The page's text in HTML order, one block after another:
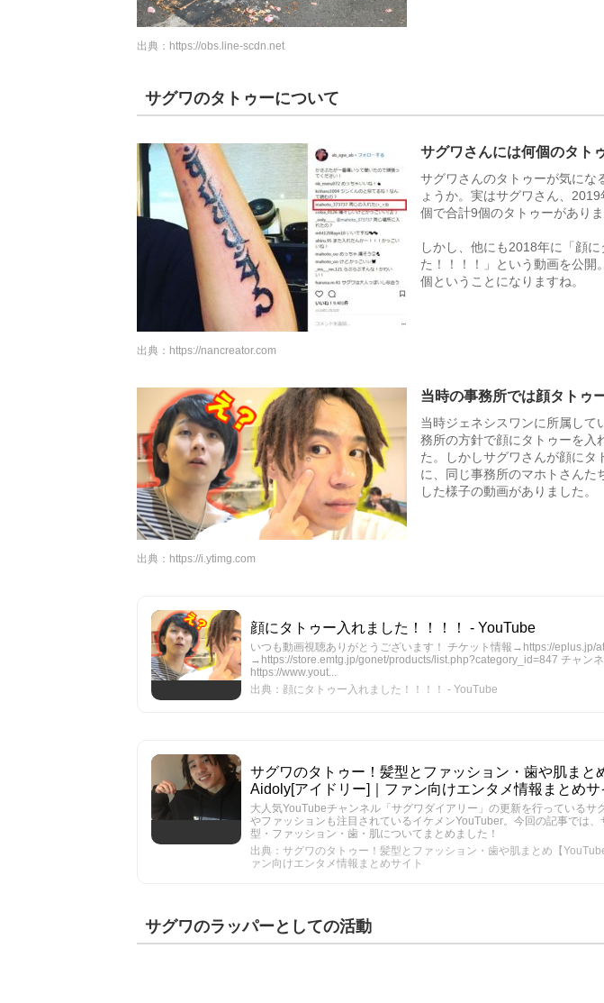
出典： https://obs.line-scdn.net
サグワのタトゥーについて
サグワさんには何個のタト
サグワさんのタトゥーが気にな
ょうか。実はサグワさん、
個で合計9個のタトゥーがありま
しかし、他にも2018年に「顔
た！！！！」という動画を公開
個ということになりますね。
出典： https://nancreator.com
当時の事務所では顔タトゥ
当時ジェネシスワンに所属して
務所の方針で顔にタトゥーを入
た。しかしサグワさんが顔にタ
に、同じ事務所のマホトさんた
した様子の動画がありました。
出典： https://i.ytimg.com
顔にタトゥー入れました！！！！ - YouTube
いつも動画視聴ありがとうございます！ チケット情報→https://eplus.jp/
→https://store.emtg.jp/gonet/products/list.php?category_id=847 チャン
https://www.yout...
出典：顔にタトゥー入れました！！！！ - YouTube
サグワのタトゥー！髪型とファッション・歯や肌まと
Aidoly[アイドリー]｜ファン向けエンタメ情報まとめサ
大人気YouTubeチャンネル「サグワダイアリー」の更新を行っているサ
やファッションも注目されているイケメンYouTuber。今回の記事では
型・ファッション・歯・肌についてまとめました！
出典：サグワのタトゥー！髪型とファッション・歯や肌まとめ【
ァン向けエンタメ情報まとめサイト
サグワのラッパーとしての活動